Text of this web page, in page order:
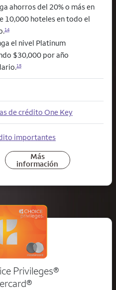
ahorros del 20% o más en
10,000 hoteles en todo el
14
el nivel Platinum
$30,000 por año
15
de crédito One Key
importantes
Más
información
Privileges®